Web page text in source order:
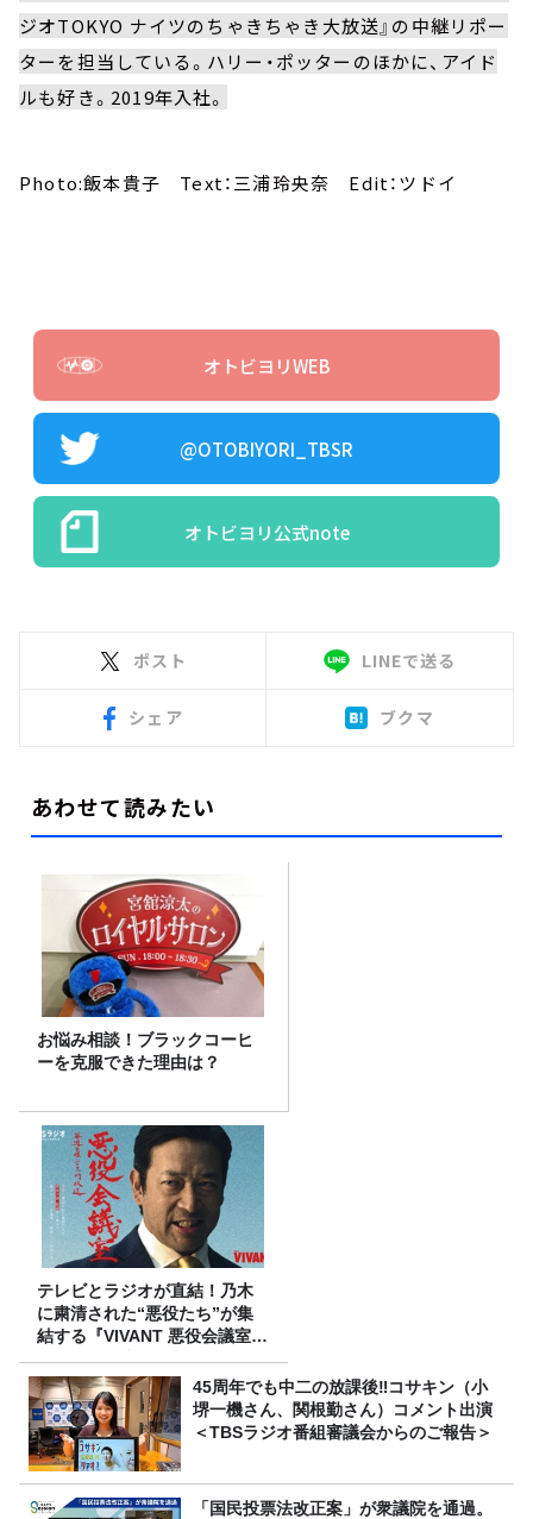
ジオTOKYO ナイツのちゃきちゃき大放送』の中継リポー
ターを担当している。ハリー・ポッターのほかに、アイド
ルも好き。2019年入社。
Photo:飯本貴子 Text：三浦玲央奈 Edit：ツドイ
オトビヨリWEB
@OTOBIYORI_TBSR
オトビヨリ公式note
ポスト LINEで送る
シェア ブクマ
あわせて読みたい
お悩み相談！ブラックコーヒ
ーを克服できた理由は？
テレビとラジオが直結！乃木
に粛清された“悪役たち”が集
結する『VIVANT 悪役会議室』
7/26(日)23時スタート！
45周年でも中二の放課後‼コサキン（小
堺一機さん、関根勤さん）コメント出演
＜TBSラジオ番組審議会からのご報告＞
「国民投票法改正案」が衆議院を通過。